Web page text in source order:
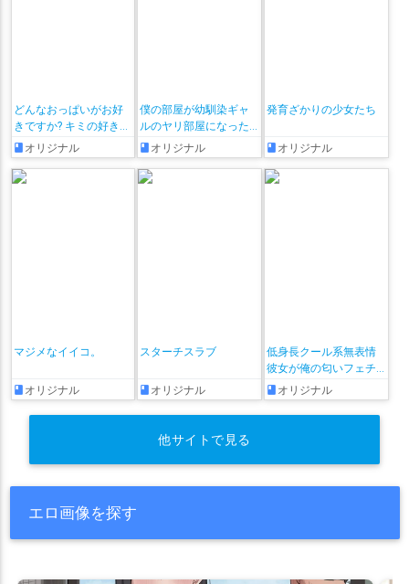
どんなおっぱいがお好
きですか? キミの好きな
おっぱいがきっと見つ
かるアンソロジー
オリジナル
僕の部屋が幼馴染ギャ
ルのヤリ部屋になった
話 オリジナル
発育ざかりの少女たち
オリジナル
マジメなイイコ。
オリジナル
スターチスラブ
オリジナル
低身長クール系無表情
彼女が俺の匂いフェチ
だと発覚したらもう――!
オリジナル
他サイトで見る
エロ画像を探す